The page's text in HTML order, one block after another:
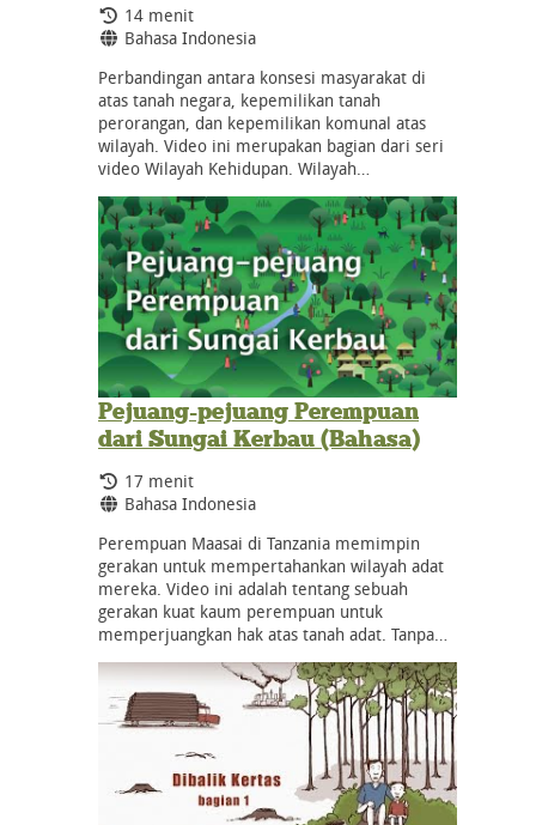
Durasi:
14 menit
Bahasa:
Bahasa Indonesia
Perbandingan antara konsesi masyarakat di
atas tanah negara, kepemilikan tanah
perorangan, dan kepemilikan komunal atas
wilayah. Video ini merupakan bagian dari seri
video Wilayah Kehidupan. Wilayah…
Pejuang-pejuang Perempuan
dari Sungai Kerbau (Bahasa)
Durasi:
17 menit
Bahasa:
Bahasa Indonesia
Perempuan Maasai di Tanzania memimpin
gerakan untuk mempertahankan wilayah adat
mereka. Video ini adalah tentang sebuah
gerakan kuat kaum perempuan untuk
memperjuangkan hak atas tanah adat. Tanpa…